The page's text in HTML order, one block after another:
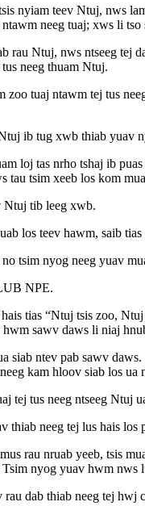
nyiam teev Ntuj, nws
neeg tuaj; xws li
rau Ntuj, nws ntseeg tej
neeg thuam Ntuj.
zoo tuaj ntawm tej tus
ib tug xwb thiab yuav
loj tas nrho tshaj ib
tsim xeeb los kom
Ntuj tib leeg xwb.
los teev hawm, saib
tsim nyog neeg yuav
NPE.
tias “Ntuj tsis zoo,
sawv daws li niaj
siab ntev pab sawv
kam hloov siab los
tej tus neeg ntseeg Ntuj
thiab neeg tej lus hais los
rau nruab yeeb, tsis
nyog yuav hwm nws
dab thiab neeg tej hwj